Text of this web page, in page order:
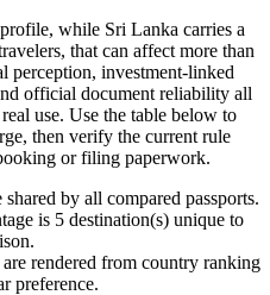
while Sri Lanka carries a
that can affect more than
perception, investment-linked
official document reliability all
use. Use the table below to
then verify the current rule
or filing paperwork.
by all compared passports.
is 5 destination(s) unique to
rendered from country ranking
preference.